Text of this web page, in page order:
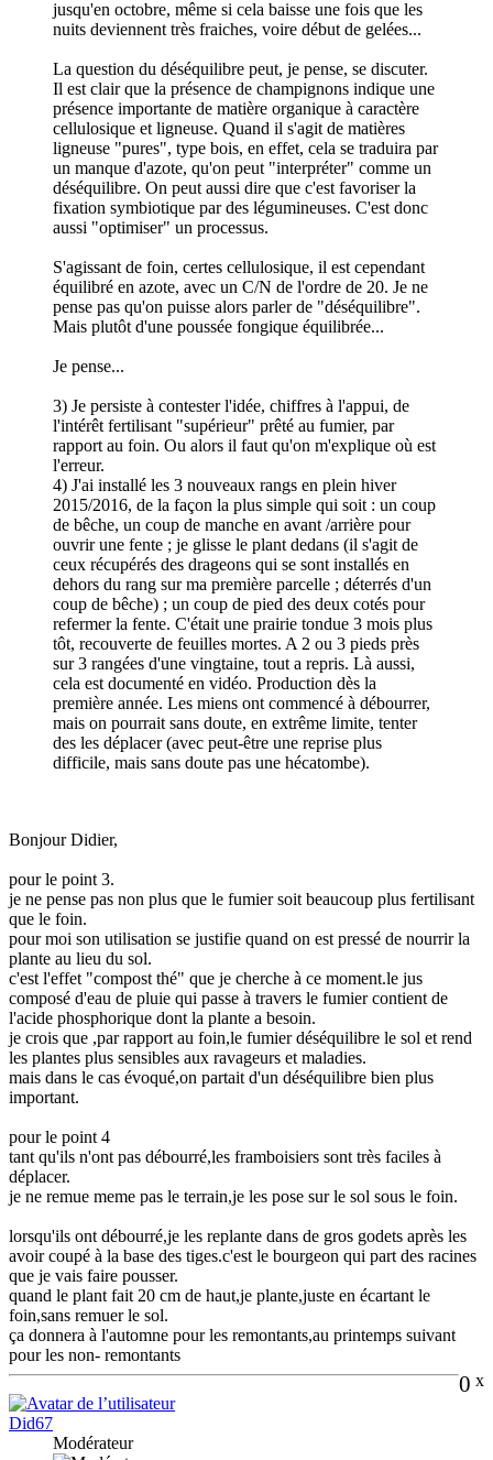
jusqu'en octobre, même si cela baisse une fois que les
nuits deviennent très fraiches, voire début de gelées...
La question du déséquilibre peut, je pense, se discuter.
Il est clair que la présence de champignons indique une
présence importante de matière organique à caractère
cellulosique et ligneuse. Quand il s'agit de matières
ligneuse "pures", type bois, en effet, cela se traduira par
un manque d'azote, qu'on peut "interpréter" comme un
déséquilibre. On peut aussi dire que c'est favoriser la
fixation symbiotique par des légumineuses. C'est donc
aussi "optimiser" un processus.
S'agissant de foin, certes cellulosique, il est cependant
équilibré en azote, avec un C/N de l'ordre de 20. Je ne
pense pas qu'on puisse alors parler de "déséquilibre".
Mais plutôt d'une poussée fongique équilibrée...
Je pense...
3) Je persiste à contester l'idée, chiffres à l'appui, de
l'intérêt fertilisant "supérieur" prêté au fumier, par
rapport au foin. Ou alors il faut qu'on m'explique où est
l'erreur.
4) J'ai installé les 3 nouveaux rangs en plein hiver
2015/2016, de la façon la plus simple qui soit : un coup
de bêche, un coup de manche en avant /arrière pour
ouvrir une fente ; je glisse le plant dedans (il s'agit de
ceux récupérés des drageons qui se sont installés en
dehors du rang sur ma première parcelle ; déterrés d'un
coup de bêche) ; un coup de pied des deux cotés pour
refermer la fente. C'était une prairie tondue 3 mois plus
tôt, recouverte de feuilles mortes. A 2 ou 3 pieds près
sur 3 rangées d'une vingtaine, tout a repris. Là aussi,
cela est documenté en vidéo. Production dès la
première année. Les miens ont commencé à débourrer,
mais on pourrait sans doute, en extrême limite, tenter
des les déplacer (avec peut-être une reprise plus
difficile, mais sans doute pas une hécatombe).
Bonjour Didier,
pour le point 3.
je ne pense pas non plus que le fumier soit beaucoup plus fertilisant
que le foin.
pour moi son utilisation se justifie quand on est pressé de nourrir la
plante au lieu du sol.
c'est l'effet "compost thé" que je cherche à ce moment.le jus
composé d'eau de pluie qui passe à travers le fumier contient de
l'acide phosphorique dont la plante a besoin.
je crois que ,par rapport au foin,le fumier déséquilibre le sol et rend
les plantes plus sensibles aux ravageurs et maladies.
mais dans le cas évoqué,on partait d'un déséquilibre bien plus
important.
pour le point 4
tant qu'ils n'ont pas débourré,les framboisiers sont très faciles à
déplacer.
je ne remue meme pas le terrain,je les pose sur le sol sous le foin.
lorsqu'ils ont débourré,je les replante dans de gros godets après les
avoir coupé à la base des tiges.c'est le bourgeon qui part des racines
que je vais faire pousser.
quand le plant fait 20 cm de haut,je plante,juste en écartant le
foin,sans remuer le sol.
ça donnera à l'automne pour les remontants,au printemps suivant
pour les non- remontants
0 x
Did67
Modérateur